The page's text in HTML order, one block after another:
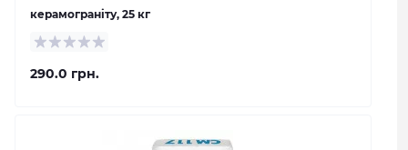
керамограніту, 25 кг
290.0 грн.